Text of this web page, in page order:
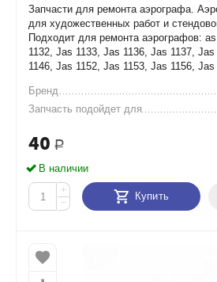
Запчасти для ремонта аэрографа.
для художественных работ и
Подходит для ремонта аэрографов:
1132, Jas 1133, Jas 1136, Jas 1137,
1146, Jas 1152, Jas 1153, Jas 1156, Jas
Бренд
Запчасть подойдет для
40 Р
В наличии
+
−
Купить